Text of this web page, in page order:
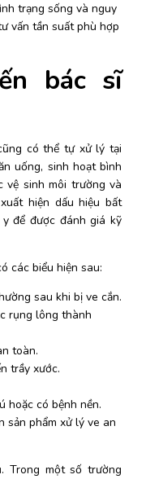
trạng sống và nguy
vấn tần suất phù hợp
bác sĩ
có thể tự xử lý tại
uống, sinh hoạt bình
vệ sinh môi trường và
hiện dấu hiệu bất
để được đánh giá kỹ
các biểu hiện sau:
sau khi bị ve cắn.
rụng lông thành
toàn.
trầy xước.
hoặc có bệnh nền.
sản phẩm xử lý ve an
Trong một số trường